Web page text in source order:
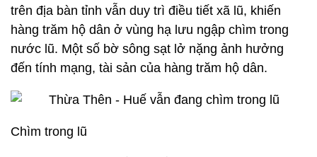
trên địa bàn tỉnh vẫn duy trì điều tiết xã lũ, khiến
hàng trăm hộ dân ở vùng hạ lưu ngập chìm trong
nước lũ. Một số bờ sông sạt lở nặng ảnh hưởng
đến tính mạng, tài sản của hàng trăm hộ dân.
Chìm trong lũ